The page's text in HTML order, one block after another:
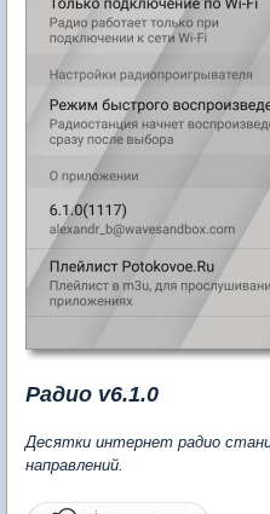
Радио v6.1.0
Десятки интернет радио
направлений.